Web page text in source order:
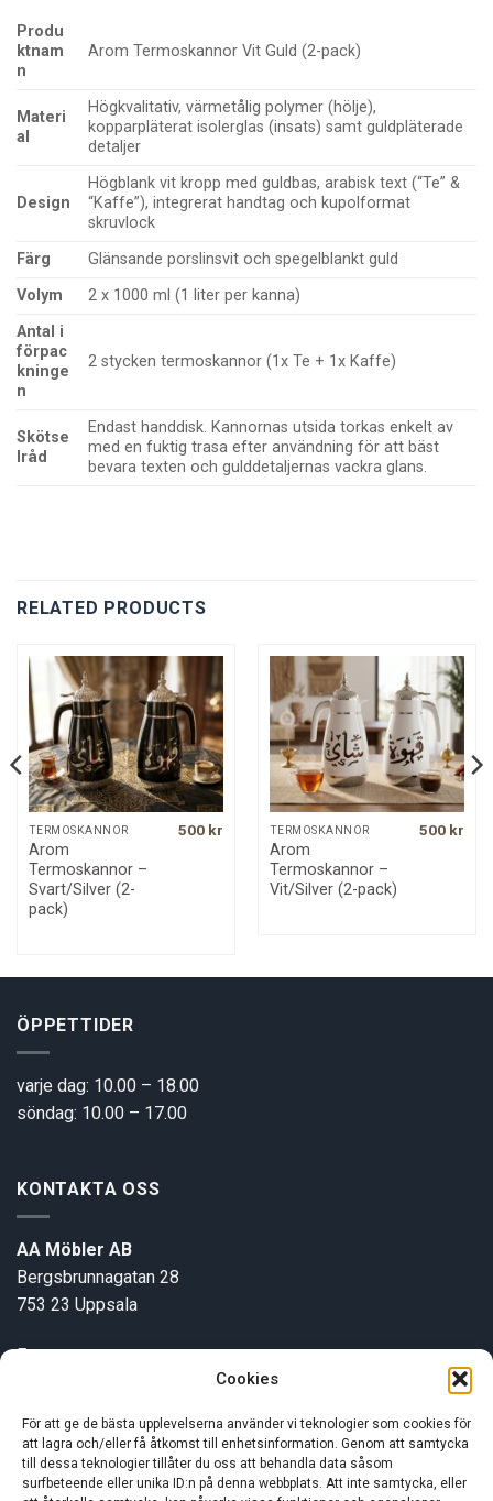
Cookies
För att ge de bästa upplevelserna använder vi teknologier som cookies för
att lagra och/eller få åtkomst till enhetsinformation. Genom att samtycka
till dessa teknologier tillåter du oss att behandla data såsom
surfbeteende eller unika ID:n på denna webbplats. Att inte samtycka, eller
Produ
ktnam
n
Arom Termoskannor Vit Guld (2-pack)
Materi
al
Högkvalitativ, värmetålig polymer (hölje),
kopparpläterat isolerglas (insats) samt guldpläterade
detaljer
Design
Högblank vit kropp med guldbas, arabisk text (“Te” &
“Kaffe”), integrerat handtag och kupolformat
skruvlock
Färg
Glänsande porslinsvit och spegelblankt guld
Volym
2 x 1000 ml (1 liter per kanna)
Antal i
förpac
kninge
n
2 stycken termoskannor (1x Te + 1x Kaffe)
Skötse
lråd
Endast handdisk. Kannornas utsida torkas enkelt av
med en fuktig trasa efter användning för att bäst
bevara texten och gulddetaljernas vackra glans.
RELATED PRODUCTS
TERMOSKANNOR
Arom
Termoskannor –
Svart/Silver (2-
pack)
500 kr TERMOSKANNOR
Arom
Termoskannor –
Vit/Silver (2-pack)
500 kr
ÖPPETTIDER
varje dag: 10.00 – 18.00
söndag: 10.00 – 17.00
KONTAKTA OSS
AA Möbler AB
Bergsbrunnagatan 28
753 23 Uppsala
E-post:
INFORMATION